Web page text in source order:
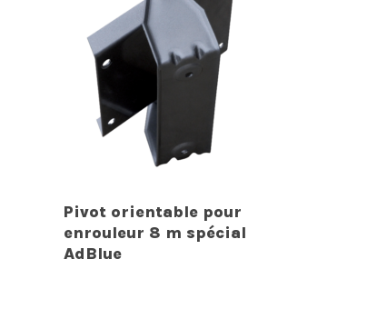
Pivot orientable pour
enrouleur 8 m spécial
AdBlue